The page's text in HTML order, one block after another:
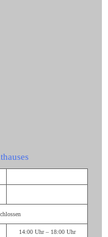
14:00 Uhr – 18:00 Uhr